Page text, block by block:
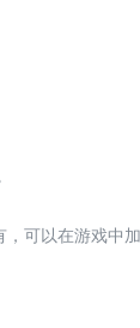
可以在游戏中